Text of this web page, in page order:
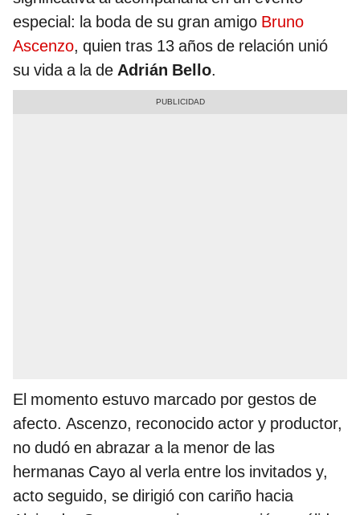
especial: la boda de su gran amigo Bruno
Ascenzo, quien tras 13 años de relación unió
su vida a la de Adrián Bello.
El momento estuvo marcado por gestos de
afecto. Ascenzo, reconocido actor y productor,
no dudó en abrazar a la menor de las
hermanas Cayo al verla entre los invitados y,
acto seguido, se dirigió con cariño hacia